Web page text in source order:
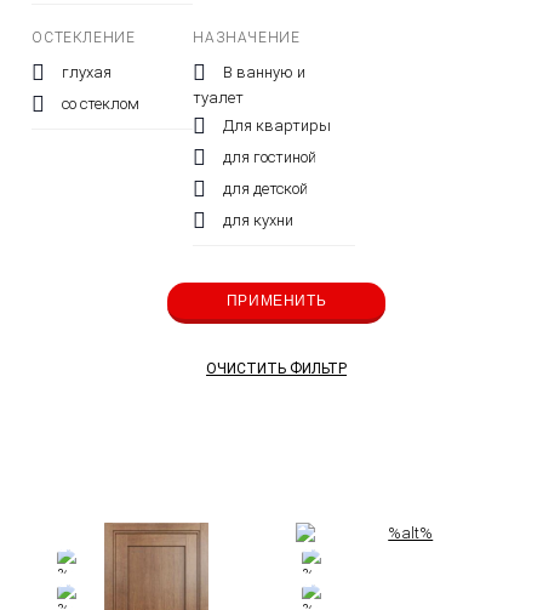
ОСТЕКЛЕНИЕ
глухая
со стеклом
НАЗНАЧЕНИЕ
В ванную и
туалет
Для квартиры
для гостиной
для детской
для кухни
ПРИМЕНИТЬ
ОЧИСТИТЬ ФИЛЬТР